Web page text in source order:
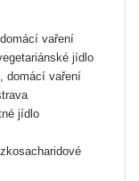
vaření
jídlo
domácí vaření
jídlo